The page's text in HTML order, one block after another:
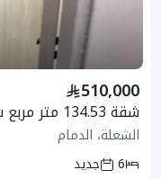
510,000
شقة 134.53 متر مربع ب 6 غرف
الشعلة، الدمام
6
جديد